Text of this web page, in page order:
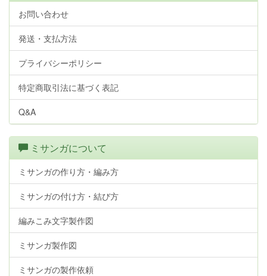
お問い合わせ
発送・支払方法
プライバシーポリシー
特定商取引法に基づく表記
Q&A
ミサンガについて
ミサンガの作り方・編み方
ミサンガの付け方・結び方
編みこみ文字製作図
ミサンガ製作図
ミサンガの製作依頼